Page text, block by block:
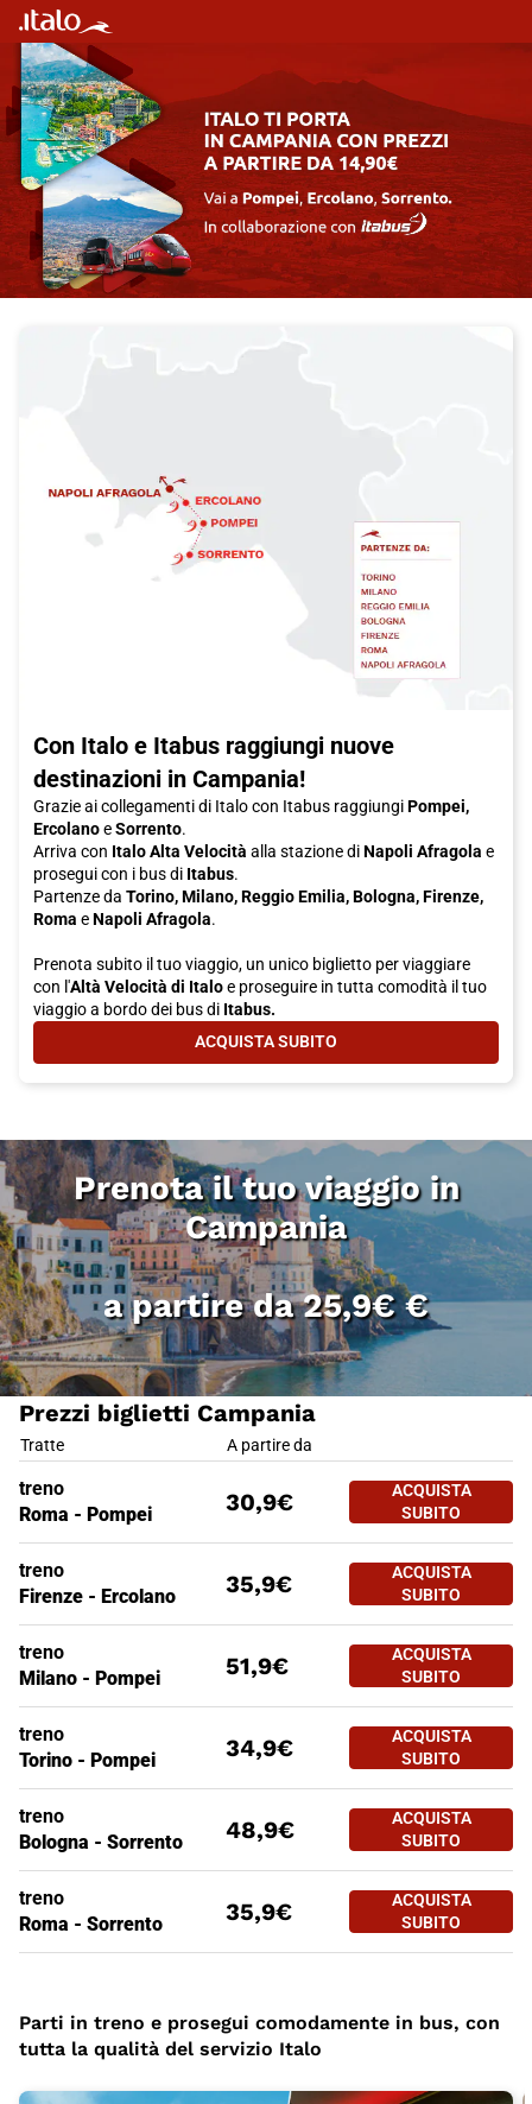
Con Italo e Itabus raggiungi nuove
destinazioni in Campania!
Grazie ai collegamenti di Italo con Itabus raggiungiPompei,
ErcolanoeSorrento.
Arriva con Italo Alta Velocità alla stazione diNapoli Afragola e
prosegui con i bus di Itabus.
Partenze da Torino, Milano, Reggio Emilia, Bologna, Firenze,
Roma eNapoli Afragola.
Prenota subito il tuo viaggio, un unico biglietto per viaggiare
con l'Altà Velocità di Italoe proseguire in tutta comodità il tuo
viaggio a bordo dei bus di Itabus.
ACQUISTA SUBITO- CON ITALO E ITABUS
Prenota il tuo viaggio in
Campania
a partire da25,9€€
Prezzi biglietti Campania
Prezzi biglietti Campania
Tratte A partire da
treno
Roma - Pompei
30,9€
ACQUISTA
SUBITO
treno
Firenze - Ercolano
35,9€
ACQUISTA
SUBITO
treno
Milano - Pompei
51,9€
ACQUISTA
SUBITO
treno
Torino - Pompei
34,9€
ACQUISTA
SUBITO
treno
Bologna - Sorrento
48,9€
ACQUISTA
SUBITO
treno
Roma - Sorrento
35,9€
ACQUISTA
SUBITO
Parti in treno e prosegui comodamente in bus, con
tutta la qualità del servizio Italo